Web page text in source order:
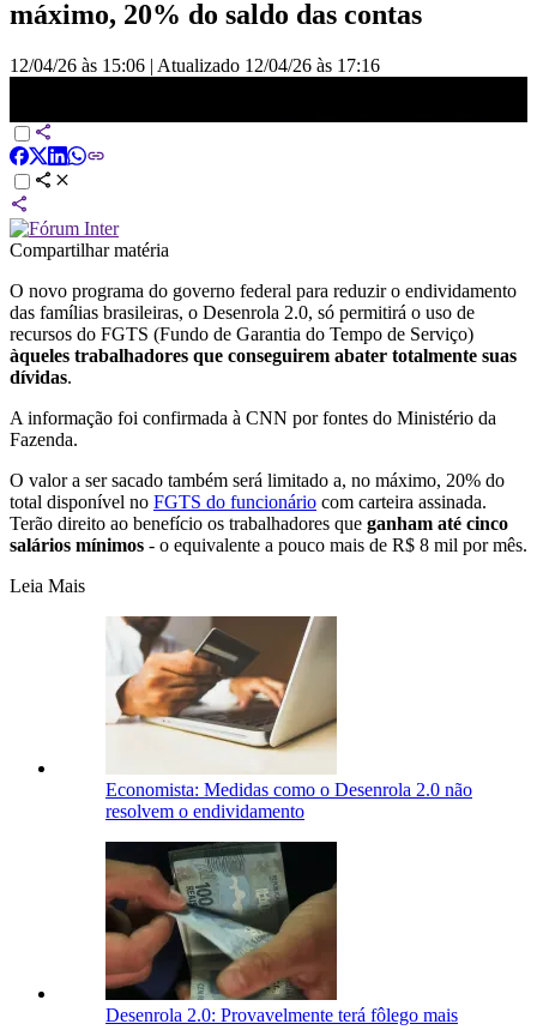
máximo, 20% do saldo das contas
12/04/26 às 15:06 | Atualizado 12/04/26 às 17:16
Compartilhar matéria
O novo programa do governo federal para reduzir o endividamento
das famílias brasileiras, o Desenrola 2.0, só permitirá o uso de
recursos do FGTS (Fundo de Garantia do Tempo de Serviço)
àqueles trabalhadores que conseguirem abater totalmente suas
dívidas.
A informação foi confirmada à CNN por fontes do Ministério da
Fazenda.
O valor a ser sacado também será limitado a, no máximo, 20% do
total disponível no FGTS do funcionário com carteira assinada.
Terão direito ao benefício os trabalhadores que ganham até cinco
salários mínimos - o equivalente a pouco mais de R$ 8 mil por mês.
Leia Mais
Economista: Medidas como o Desenrola 2.0 não
resolvem o endividamento
Desenrola 2.0: Provavelmente terá fôlego mais